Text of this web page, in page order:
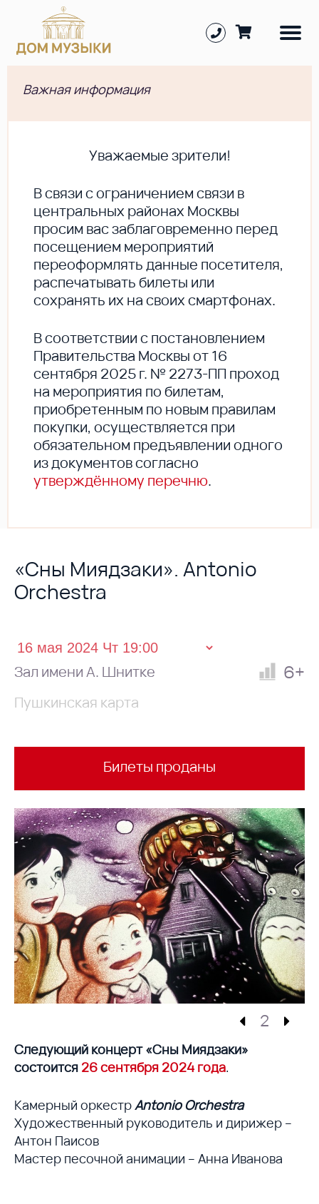
Важная информация
Уважаемые зрители!
В cвязи с ограничением связи в
центральных районах Москвы
просим вас заблаговременно перед
посещением мероприятий
переоформлять данные посетителя,
распечатывать билеты или
сохранять их на своих смартфонах.
В соответствии с постановлением
Правительства Москвы от 16
сентября 2025 г. № 2273-ПП проход
на мероприятия по билетам,
приобретенным по новым правилам
покупки, осуществляется при
обязательном предъявлении одного
из документов согласно
утверждённому перечню.
«Сны Миядзаки». Antonio
Orchestra
Зал имени А. Шнитке 6+
Пушкинская карта
Билеты проданы
2
Следующий концерт «Сны Миядзаки»
состоится 26 сентября 2024 года.
Камерный оркестр Antonio Orchestra
Художественный руководитель и дирижер –
Антон Паисов
Мастер песочной анимации – Анна Иванова